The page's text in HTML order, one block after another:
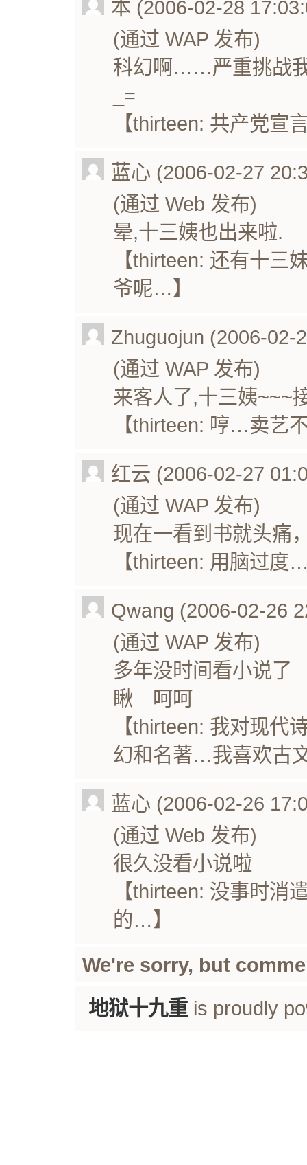
本 (2006-02-28
(通过 WAP 发布)
科幻啊……严重挑战我
_=
【thirteen: 共产党宣
蓝心 (2006-02-27
(通过 Web 发布)
晕,十三姨也出来啦.
【thirteen: 还有十
爷呢…】
Zhuguojun (2006-02-
(通过 WAP 发布)
来客人了,十三姨~~~
【thirteen: 哼…卖艺
红云 (2006-02-27
(通过 WAP 发布)
现在一看到书就头
【thirteen: 用脑过
Qwang (2006-02-26
(通过 WAP 发布)
多年没时间看小说了
瞅 呵呵
【thirteen: 我对现
幻和名著…我喜欢古
蓝心 (2006-02-26
(通过 Web 发布)
很久没看小说啦
【thirteen: 没事时
的…】
We're sorry, but
地狱十九重is proudly